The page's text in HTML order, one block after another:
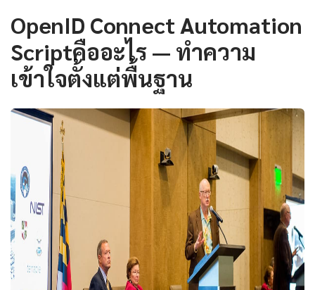
OpenID Connect Automation
Scriptคืออะไร — ทำความ
เข้าใจตั้งแต่พื้นฐาน